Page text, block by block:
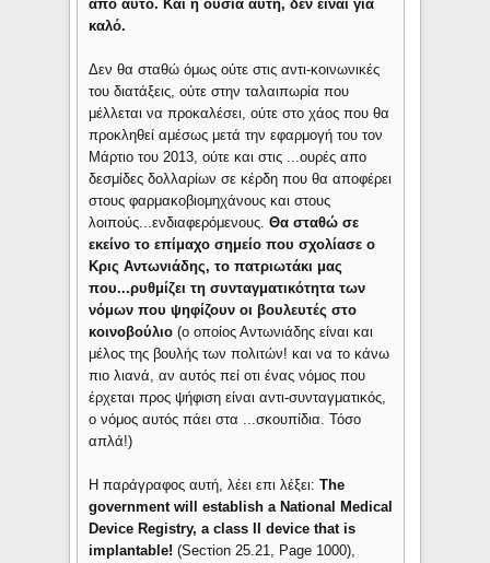
απο αυτό. Και η ουσία αυτή, δεν είναι για
καλό.
Δεν θα σταθώ όμως ούτε στις αντι-κοινωνικές
του διατάξεις, ούτε στην ταλαιπωρία που
μέλλεται να προκαλέσει, ούτε στο χάος που θα
προκληθεί αμέσως μετά την εφαρμογή του τον
Μάρτιο του 2013, ούτε και στις ...ουρές απο
δεσμίδες δολλαρίων σε κέρδη που θα αποφέρει
στους φαρμακοβιομηχάνους και στους
λοιπούς...ενδιαφερόμενους.Θα σταθώ σε
εκείνο το επίμαχο σημείο που σχολίασε ο
Κρις Αντωνιάδης, το πατριωτάκι μας
που...ρυθμίζει τη συνταγματικότητα των
νόμων που ψηφίζουν οι βουλευτές στο
κοινοβούλιο(ο οποίος Αντωνιάδης είναι και
μέλος της βουλής των πολιτών! και να το κάνω
πιο λιανά, αν αυτός πεί οτι ένας νόμος που
έρχεται προς ψήφιση είναι αντι-συνταγματικός,
ο νόμος αυτός πάει στα ...σκουπίδια. Τόσο
απλά!)
Η παράγραφος αυτή, λέει επι λέξει:The
government will establish a National Medical
Device Registry, a class II device that is
implantable! (Secτion 25.21, Page 1000),